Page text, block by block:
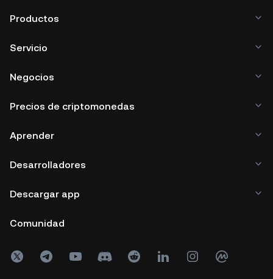
Productos
Servicio
Negocios
Precios de criptomonedas
Aprender
Desarrolladores
Descargar app
Comunidad